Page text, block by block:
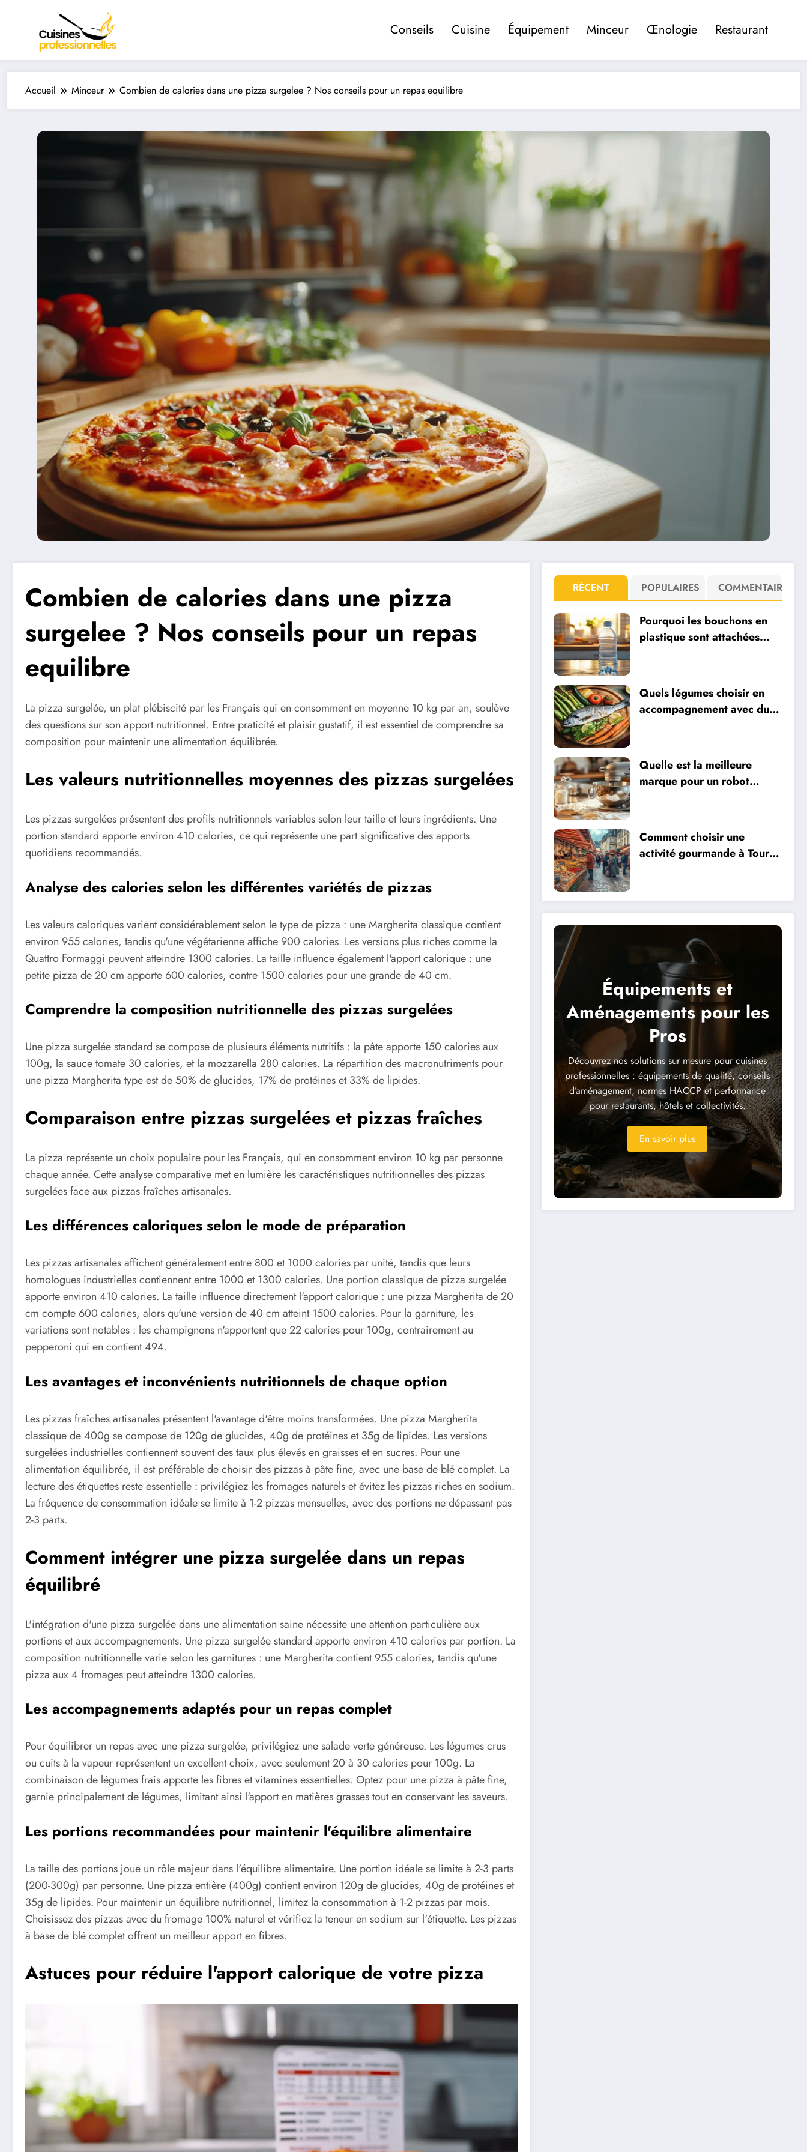
Conseils Cuisine Équipement Minceur Œnologie Restaurant
Accueil Minceur Combien de calories dans une pizza surgelee ? Nos conseils pour un repas equilibre
Combien de calories dans une pizza
surgelee ? Nos conseils pour un repas
equilibre
La pizza surgelée, un plat plébiscité par les Français qui en consomment en moyenne 10 kg par an, soulève
des questions sur son apport nutritionnel. Entre praticité et plaisir gustatif, il est essentiel de comprendre sa
composition pour maintenir une alimentation équilibrée.
Les valeurs nutritionnelles moyennes des pizzas surgelées
Les pizzas surgelées présentent des profils nutritionnels variables selon leur taille et leurs ingrédients. Une
portion standard apporte environ 410 calories, ce qui représente une part significative des apports
quotidiens recommandés.
Analyse des calories selon les différentes variétés de pizzas
Les valeurs caloriques varient considérablement selon le type de pizza : une Margherita classique contient
environ 955 calories, tandis qu'une végétarienne affiche 900 calories. Les versions plus riches comme la
Quattro Formaggi peuvent atteindre 1300 calories. La taille influence également l'apport calorique : une
petite pizza de 20 cm apporte 600 calories, contre 1500 calories pour une grande de 40 cm.
Comprendre la composition nutritionnelle des pizzas surgelées
Une pizza surgelée standard se compose de plusieurs éléments nutritifs : la pâte apporte 150 calories aux
100g, la sauce tomate 30 calories, et la mozzarella 280 calories. La répartition des macronutriments pour
une pizza Margherita type est de 50% de glucides, 17% de protéines et 33% de lipides.
Comparaison entre pizzas surgelées et pizzas fraîches
La pizza représente un choix populaire pour les Français, qui en consomment environ 10 kg par personne
chaque année. Cette analyse comparative met en lumière les caractéristiques nutritionnelles des pizzas
surgelées face aux pizzas fraîches artisanales.
Les différences caloriques selon le mode de préparation
Les pizzas artisanales affichent généralement entre 800 et 1000 calories par unité, tandis que leurs
homologues industrielles contiennent entre 1000 et 1300 calories. Une portion classique de pizza surgelée
apporte environ 410 calories. La taille influence directement l'apport calorique : une pizza Margherita de 20
cm compte 600 calories, alors qu'une version de 40 cm atteint 1500 calories. Pour la garniture, les
variations sont notables : les champignons n'apportent que 22 calories pour 100g, contrairement au
pepperoni qui en contient 494.
Les avantages et inconvénients nutritionnels de chaque option
Les pizzas fraîches artisanales présentent l'avantage d'être moins transformées. Une pizza Margherita
classique de 400g se compose de 120g de glucides, 40g de protéines et 35g de lipides. Les versions
surgelées industrielles contiennent souvent des taux plus élevés en graisses et en sucres. Pour une
alimentation équilibrée, il est préférable de choisir des pizzas à pâte fine, avec une base de blé complet. La
lecture des étiquettes reste essentielle : privilégiez les fromages naturels et évitez les pizzas riches en sodium.
La fréquence de consommation idéale se limite à 1-2 pizzas mensuelles, avec des portions ne dépassant pas
2-3 parts.
Comment intégrer une pizza surgelée dans un repas
équilibré
L'intégration d'une pizza surgelée dans une alimentation saine nécessite une attention particulière aux
portions et aux accompagnements. Une pizza surgelée standard apporte environ 410 calories par portion. La
composition nutritionnelle varie selon les garnitures : une Margherita contient 955 calories, tandis qu'une
pizza aux 4 fromages peut atteindre 1300 calories.
Les accompagnements adaptés pour un repas complet
Pour équilibrer un repas avec une pizza surgelée, privilégiez une salade verte généreuse. Les légumes crus
ou cuits à la vapeur représentent un excellent choix, avec seulement 20 à 30 calories pour 100g. La
combinaison de légumes frais apporte les fibres et vitamines essentielles. Optez pour une pizza à pâte fine,
garnie principalement de légumes, limitant ainsi l'apport en matières grasses tout en conservant les saveurs.
Les portions recommandées pour maintenir l'équilibre alimentaire
La taille des portions joue un rôle majeur dans l'équilibre alimentaire. Une portion idéale se limite à 2-3 parts
(200-300g) par personne. Une pizza entière (400g) contient environ 120g de glucides, 40g de protéines et
35g de lipides. Pour maintenir un équilibre nutritionnel, limitez la consommation à 1-2 pizzas par mois.
Choisissez des pizzas avec du fromage 100% naturel et vérifiez la teneur en sodium sur l'étiquette. Les pizzas
à base de blé complet offrent un meilleur apport en fibres.
Astuces pour réduire l'apport calorique de votre pizza
RÉCENT POPULAIRES COMMENTAIRE
Pourquoi les bouchons en
plastique sont attachées
Quels légumes choisir en
accompagnement avec du
vedette
Quelle est la meilleure
marque pour un robot
Comment choisir une
activité gourmande à Tours
Équipements et
Aménagements pour les
Pros
Découvrez nos solutions sur mesure pour cuisines
professionnelles : équipements de qualité, conseils
d’aménagement, normes HACCP et performance
pour restaurants, hôtels et collectivités.
En savoir plus